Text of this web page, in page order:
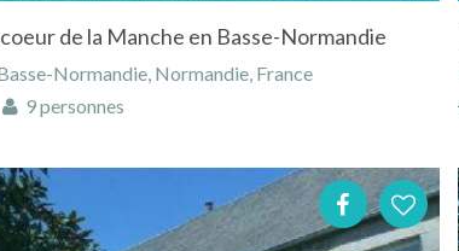
de la Manche en Basse-Normandie
Normandie, Normandie, France
9 personnes